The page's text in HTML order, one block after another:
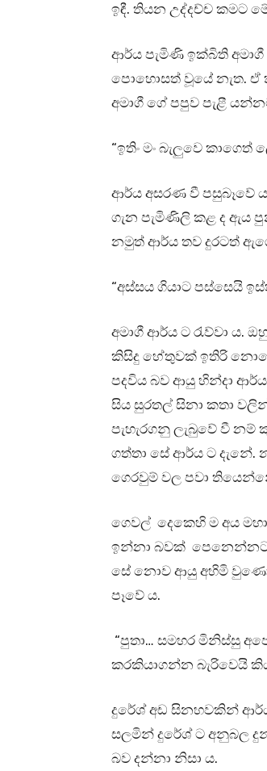
ඉඳී. තියන උද්දච්ච කමට
ආර්ය පැමිණි ඉක්බිති
පොහොසත් වූයේ නැත. ඒ
අමාගී ගේ පපුව පැළී
“ඉතිං මං බැලුවෙ කාගෙත්
ආර්ය අසරණ වී පසුබෑවේ
ගැන පැමිණිලි කළ ද ඇය
නමුත් ආර්ය තව දුරටත්
“අස්සය ගියාට පස්සෙයි
අමාගී ආර්ය ට රැව්වා
කිසිදු හේතුවක් ඉතිරි
පදවිය බව ආයු හින්දා
සිය සුරතල් සිනා කතා
පැහැරගනු ලැබුවේ වී නම්
ගත්තා සේ ආර්ය ට
ගෙරවුම් වල පවා
ගෙවල් දෙකෙහි ම අය
ඉන්නා බවක් පෙනෙන්නට
සේ නොව ආයු අහිමි
පෑවේ ය.
“පුතා… සමහර මිනිස්සු
කරකියාගන්න බැරිවෙයි
දුරේශ් අඩ සිනහවකින්
සලමින් දුරේශ් ට අනුබල
බව දන්නා නිසා ය.